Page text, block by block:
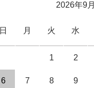
2026年9月
日 月 火 水
1 2
6 7 8 9